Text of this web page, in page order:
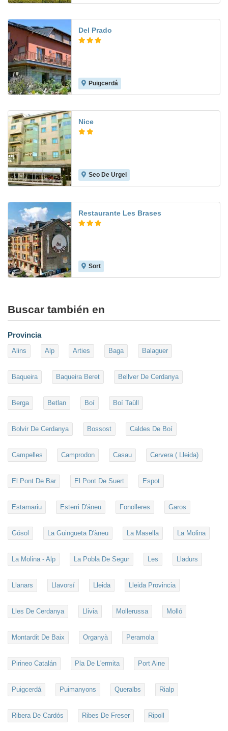
Del Prado
Puigcerdá
Nice
Seo De Urgel
Restaurante Les Brases
Sort
Buscar también en
Provincia
Alins Alp Arties Baga Balaguer
Baqueira Baqueira Beret Bellver De Cerdanya
Berga Betlan Boí Boí Taüll
Bolvir De Cerdanya Bossost Caldes De Boí
Campelles Camprodon Casau Cervera ( Lleida)
El Pont De Bar El Pont De Suert Espot
Estamariu Esterri D'áneu Fonolleres Garos
Gósol La Guingueta D'àneu La Masella La Molina
La Molina - Alp La Pobla De Segur Les Lladurs
Llanars Llavorsí Lleida Lleida Provincia
Lles De Cerdanya Llivia Mollerussa Molló
Montardit De Baix Organyà Peramola
Pirineo Catalán Pla De L'ermita Port Aine
Puigcerdá Puimanyons Queralbs Rialp
Ribera De Cardós Ribes De Freser Ripoll